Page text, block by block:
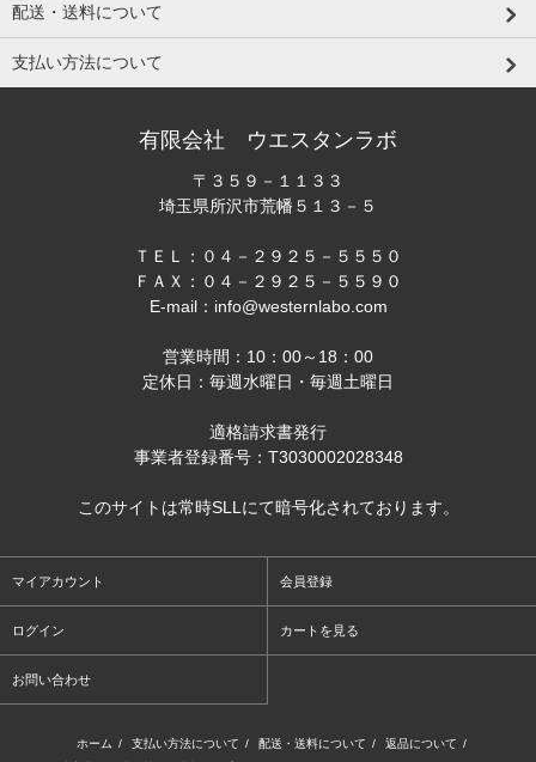
配送・送料について
支払い方法について
有限会社 ウエスタンラボ
〒３５９－１１３３
埼玉県所沢市荒幡５１３－５
ＴＥＬ：０４－２９２５－５５５０
ＦＡＸ：０４－２９２５－５５９０
E-mail：info@westernlabo.com
営業時間：10：00～18：00
定休日：毎週水曜日・毎週土曜日
適格請求書発行
事業者登録番号：T3030002028348
このサイトは常時SLLにて暗号化されております。
マイアカウント 会員登録
ログイン カートを見る
お問い合わせ
ホーム / 支払い方法について / 配送・送料について / 返品について /